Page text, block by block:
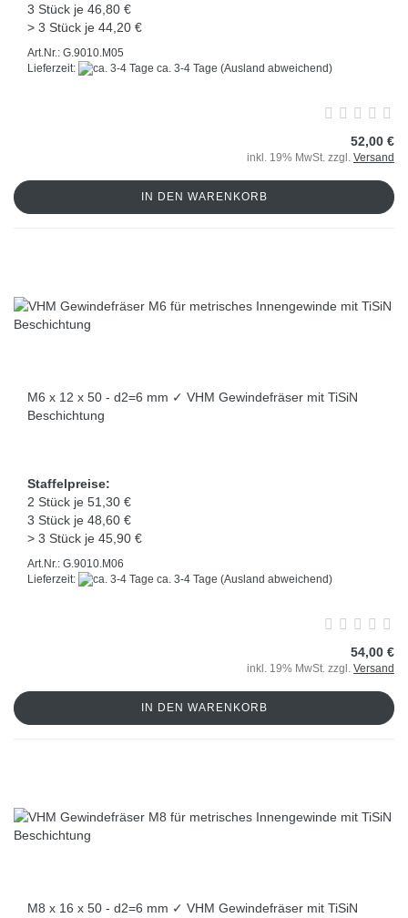
3 Stück je 46,80 €
> 3 Stück je 44,20 €
Art.Nr.: G.9010.M05
Lieferzeit:
ca. 3-4 Tage (Ausland abweichend)
52,00 €
inkl. 19% MwSt. zzgl. Versand
IN DEN WARENKORB
M6 x 12 x 50 - d2=6 mm ✓ VHM Gewindefräser mit TiSiN
Beschichtung
Staffelpreise:
2 Stück je 51,30 €
3 Stück je 48,60 €
> 3 Stück je 45,90 €
Art.Nr.: G.9010.M06
Lieferzeit:
ca. 3-4 Tage (Ausland abweichend)
54,00 €
inkl. 19% MwSt. zzgl. Versand
IN DEN WARENKORB
M8 x 16 x 50 - d2=6 mm ✓ VHM Gewindefräser mit TiSiN